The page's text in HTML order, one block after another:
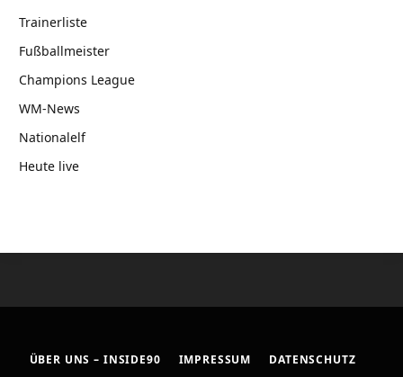
Trainerliste
Fußballmeister
Champions League
WM-News
Nationalelf
Heute live
ÜBER UNS – INSIDE90 IMPRESSUM DATENSCHUTZ